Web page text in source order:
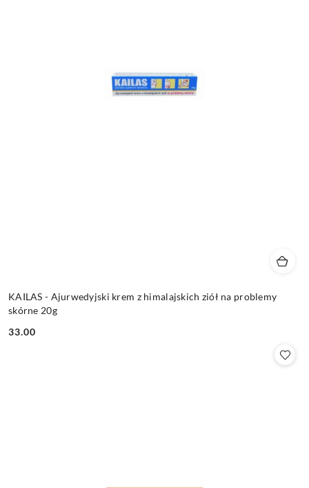
KAILAS - Ajurwedyjski krem z himalajskich ziół na problemy
skórne 20g
Cena:
33.00